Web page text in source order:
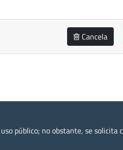
Cancela
público; no obstante, se solicita